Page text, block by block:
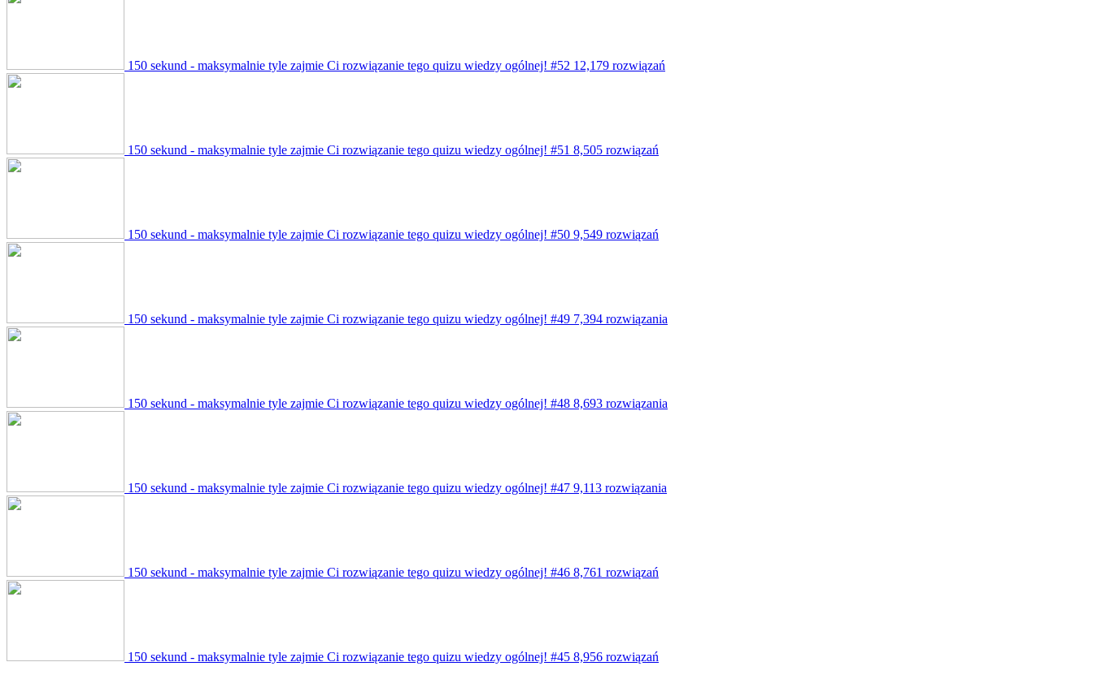
150 sekund - maksymalnie tyle zajmie Ci rozwiązanie tego quizu wiedzy ogólnej! #52 12,179 rozwiązań
150 sekund - maksymalnie tyle zajmie Ci rozwiązanie tego quizu wiedzy ogólnej! #51 8,505 rozwiązań
150 sekund - maksymalnie tyle zajmie Ci rozwiązanie tego quizu wiedzy ogólnej! #50 9,549 rozwiązań
150 sekund - maksymalnie tyle zajmie Ci rozwiązanie tego quizu wiedzy ogólnej! #49 7,394 rozwiązania
150 sekund - maksymalnie tyle zajmie Ci rozwiązanie tego quizu wiedzy ogólnej! #48 8,693 rozwiązania
150 sekund - maksymalnie tyle zajmie Ci rozwiązanie tego quizu wiedzy ogólnej! #47 9,113 rozwiązania
150 sekund - maksymalnie tyle zajmie Ci rozwiązanie tego quizu wiedzy ogólnej! #46 8,761 rozwiązań
150 sekund - maksymalnie tyle zajmie Ci rozwiązanie tego quizu wiedzy ogólnej! #45 8,956 rozwiązań